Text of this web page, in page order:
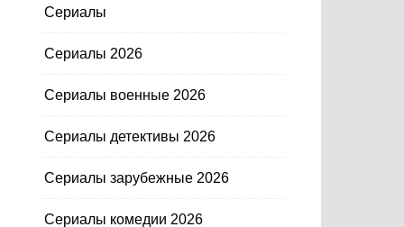
Сериалы
Сериалы 2026
Сериалы военные 2026
Сериалы детективы 2026
Сериалы зарубежные 2026
Сериалы комедии 2026